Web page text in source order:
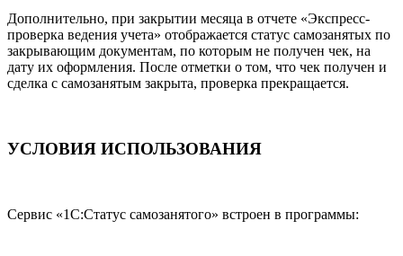
Дополнительно, при закрытии месяца в отчете «Экспресс-
проверка ведения учета» отображается статус самозанятых по
закрывающим документам, по которым не получен чек, на
дату их оформления. После отметки о том, что чек получен и
сделка с самозанятым закрыта, проверка прекращается.
УСЛОВИЯ ИСПОЛЬЗОВАНИЯ
Сервис «1С:Статус самозанятого» встроен в программы: